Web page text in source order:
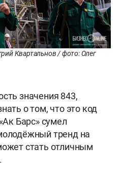
Квартальнов / фото: Олег
значения 843,
о том, что это код
Барс» сумел
тренд на
стать отличным